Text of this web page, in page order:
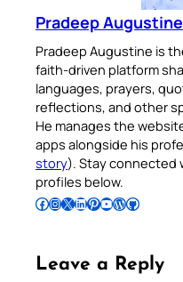
Pradeep Augustine
Pradeep Augustine is
faith-driven platform
languages, prayers,
reflections, and other
He manages the
apps alongside his
story). Stay connected
profiles below.
Follow Pradeep on Facebook Follow Pradeep on InstagramFollow Pradeep on X Follow Pradeep on LinkedIn Follow Pradeep on Pinterest Subscribe to Pradeep’s Youtube Channel Follow Pradeep on WordPress Follow Pradeep on GitHub
Leave a Reply